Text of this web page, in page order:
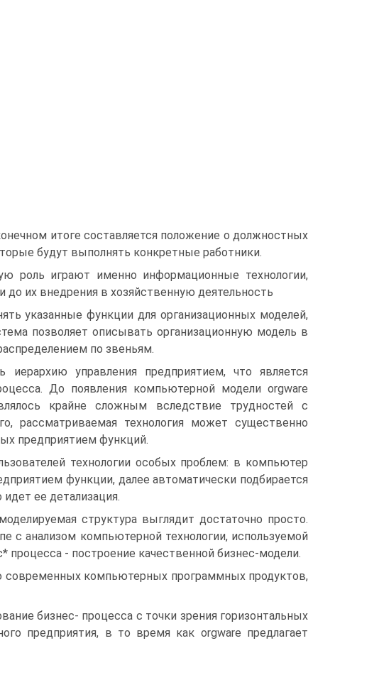
итоге составляется положение о должностных
будут выполнять конкретные работники.
роль играют именно информационные технологии,
их внедрения в хозяйственную деятельность
указанные функции для организационных моделей,
позволяет описывать организационную модель в
по звеньям.
иерархию управления предприятием, что является
До появления компьютерной модели orgware
крайне сложным вследствие трудностей с
рассматриваемая технология может существенно
предприятием функций.
технологии особых проблем: в компьютер
функции, далее автоматически подбирается
ее детализация.
структура выглядит достаточно просто.
с анализом компьютерной технологии, используемой
- построение качественной бизнес-модели.
компьютерных программных продуктов,
бизнес- процесса с точки зрения горизонтальных
предприятия, в то время как orgware предлагает